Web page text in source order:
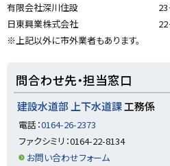
有限会社深川住設 23－
日東興業株式会社 22－
※上記以外に市外業者もあります。
問合わせ先・担当窓口
建設水道部 上下水道課工務係
電話：0164-26-2373
ファクシミリ：0164-22-8134
お問い合わせフォーム